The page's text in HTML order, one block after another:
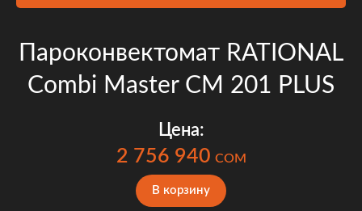
Пароконвектомат RATIONAL
Combi Master CM 201 PLUS
Цена:
2 756 940 COM
В корзину